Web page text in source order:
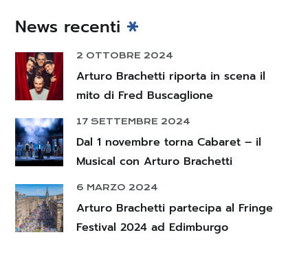
News recenti
2 OTTOBRE 2024
Arturo Brachetti riporta in scena il
mito di Fred Buscaglione
17 SETTEMBRE 2024
Dal 1 novembre torna Cabaret – il
Musical con Arturo Brachetti
6 MARZO 2024
Arturo Brachetti partecipa al Fringe
Festival 2024 ad Edimburgo